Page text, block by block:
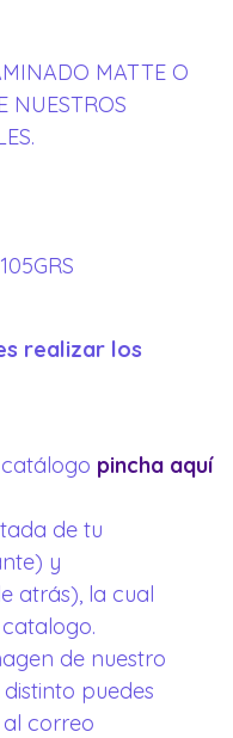
MATTE O
NUESTROS
realizar los
pincha aquí
de tu
y
atrás), la cual
de nuestro
puedes
correo